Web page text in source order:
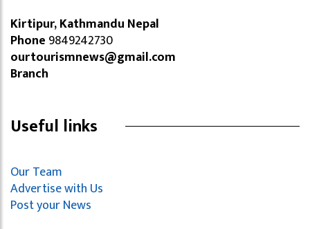
Kirtipur, Kathmandu Nepal
Phone 9849242730
ourtourismnews@gmail.com
Branch
Useful links
Our Team
Advertise with Us
Post your News